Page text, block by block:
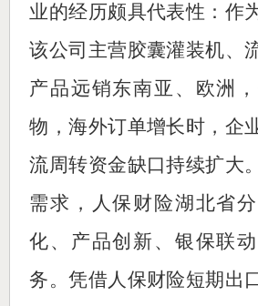
业的经历颇具代表性：作
该公司主营胶囊灌装机、
产品远销东南亚、欧洲
物，海外订单增长时，企
流周转资金缺口持续扩大
需求，人保财险湖北省
化、产品创新、银保联
务。凭借人保财险短期出